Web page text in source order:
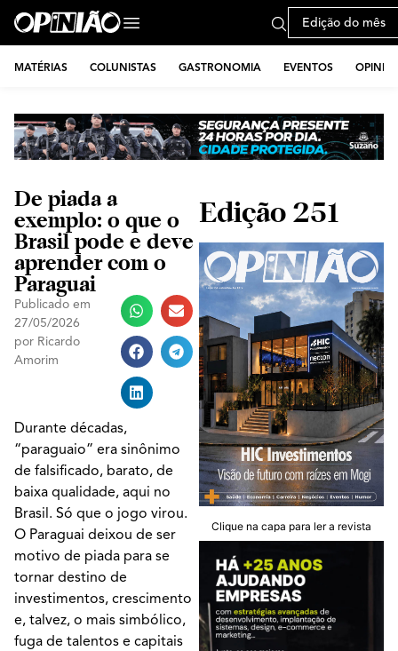
Edição do mês
MATÉRIAS COLUNISTAS GASTRONOMIA EVENTOS
De piada a
exemplo: o que o
Brasil pode e deve
aprender com o
Paraguai
Publicado em
27/05/2026
por Ricardo
Amorim
Durante décadas,
“paraguaio” era sinônimo
de falsificado, barato, de
baixa qualidade, aqui no
Brasil. Só que o jogo virou.
O Paraguai deixou de ser
motivo de piada para se
tornar destino de
investimentos, crescimento
e, talvez, o mais simbólico,
fuga de talentos e capitais
Edição 251
Clique na capa para ler a revista